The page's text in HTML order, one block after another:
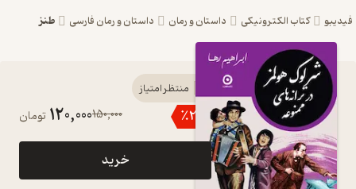
کتاب الکترونیکی داستان و رمان داستان و رمان فارسی طنز
کتاب
شرلوک
هولمز در
ترانه‌ های
منتظر امتیاز
٪ 20
150,000
120,000 تومان
خرید